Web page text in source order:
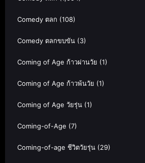
Comedy ตลก (108)
Comedy ตลกขบขัน (3)
Coming of Age ก้าวผ่านวัย (1)
Coming of Age ก้าวพ้นวัย (1)
Coming of Age วัยรุ่น (1)
Coming-of-Age (7)
Coming-of-age ชีวิตวัยรุ่น (29)